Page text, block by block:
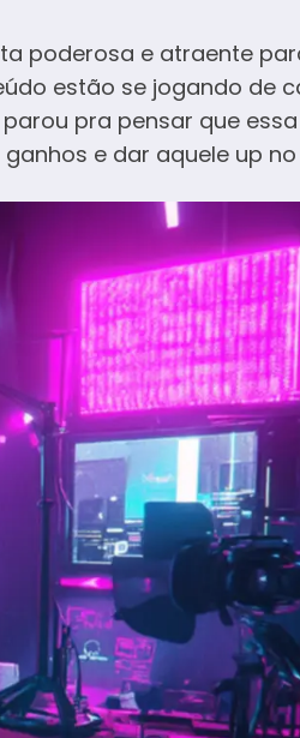
poderosa e atraente
estão se jogando de
pra pensar que
e dar aquele up